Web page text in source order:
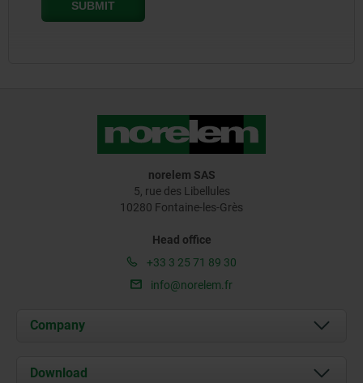
norelem SAS
5, rue des Libellules
10280 Fontaine-les-Grès
Head office
+33 3 25 71 89 30
info@norelem.fr
Company
About us
Download